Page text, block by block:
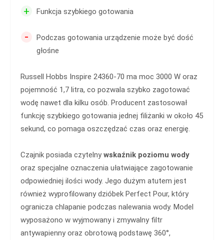
+ Funkcja szybkiego gotowania
-
Podczas gotowania urządzenie może być dość
głośne
Russell Hobbs Inspire 24360-70 ma moc 3000 W oraz
pojemność 1,7 litra, co pozwala szybko zagotować
wodę nawet dla kilku osób. Producent zastosował
funkcję szybkiego gotowania jednej filiżanki w około 45
sekund, co pomaga oszczędzać czas oraz energię.
Czajnik posiada czytelnywskaźnik poziomu wody
oraz specjalne oznaczenia ułatwiające zagotowanie
odpowiedniej ilości wody. Jego dużym atutem jest
również wyprofilowany dzióbek Perfect Pour, który
ogranicza chlapanie podczas nalewania wody. Model
wyposażono w wyjmowany i zmywalny filtr
antywapienny oraz obrotową podstawę 360°,